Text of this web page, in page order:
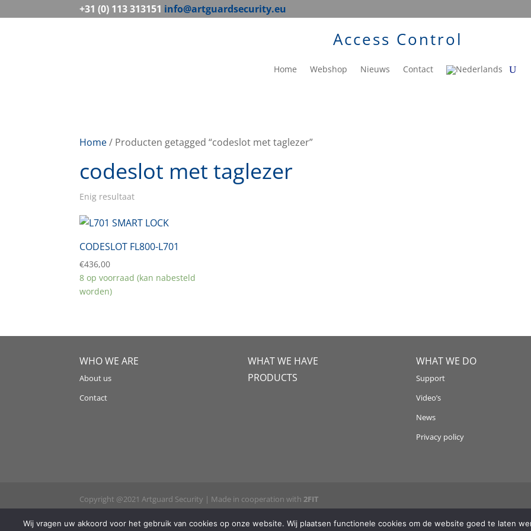
+31 (0) 113 313151 info@artguardsecurity.eu
Access Control
Home Webshop Nieuws Contact
Home/ Producten getagged “codeslot met taglezer”
codeslot met taglezer
Enig resultaat
CODESLOT FL800-L701
€436,00
8 op voorraad (kan nabesteld
worden)
WHO WE ARE
About us
Contact
WHAT WE HAVE
PRODUCTS
WHAT WE DO
Support
Video’s
News
Privacy policy
Copyright @2021 Artguard Security | Made in cooperation with 2FIT
Wij vragen uw akkoord voor het gebruik van cookies op onze website. Wij plaatsen functionele cookies om de website goed te laten